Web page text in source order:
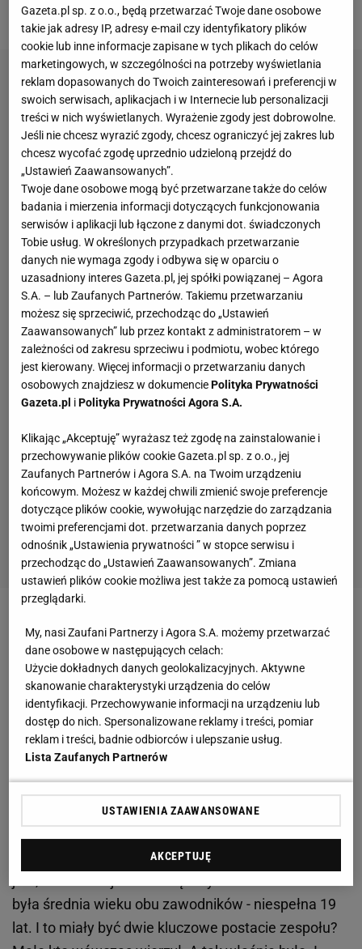
łączny bilans w lidze wyniósł zaledwie 13 minut.
Zobacz wideo Nowy projekt maratonów „Złota Seria
42" wystartuje w 2025 roku. Marek Tronina
zapowiada
Odkrycie Flicka na liście życzeń angielskich
gigantów. Cena za Casado wzrosła o 500 procent
Kontuzje Frenkiego de Jonga, Gaviego oraz Ilkaya
Guendogana sprawiły, że na początku sezonu Hansi
Marc Casado. Niektórzy się dziwili, kto to w ogóle
była średnia wieku obu zawodników - niespełna 19
lat. I to miały być dwie kluczowe postacie zespołu?
Gazeta.pl sp. z o.o., będą przetwarzać Twoje dane osobowe
takie jak adresy IP, adresy e-mail czy identyfikatory plików
cookie lub inne informacje zapisane w tych plikach do celów
marketingowych, w szczególności na potrzeby wyświetlania
reklam dopasowanych do Twoich zainteresowań i preferencji w
swoich serwisach, aplikacjach i w Internecie lub personalizacji
treści w nich wyświetlanych. Wyrażenie zgody jest dobrowolne.
Jeśli nie chcesz wyrazić zgody, chcesz ograniczyć jej zakres lub
chcesz wycofać zgodę uprzednio udzieloną przejdź do
„Ustawień Zaawansowanych”.
Twoje dane osobowe mogą być przetwarzane także do celów
badania i mierzenia informacji dotyczących funkcjonowania
serwisów i aplikacji lub łączone z danymi dot. świadczonych
Tobie usług. W określonych przypadkach przetwarzanie
danych nie wymaga zgody i odbywa się w oparciu o
uzasadniony interes Gazeta.pl, jej spółki powiązanej – Agora
S.A. – lub Zaufanych Partnerów. Takiemu przetwarzaniu
możesz się sprzeciwić, przechodząc do „Ustawień
Zaawansowanych” lub przez kontakt z administratorem – w
zależności od zakresu sprzeciwu i podmiotu, wobec którego
jest kierowany. Więcej informacji o przetwarzaniu danych
osobowych znajdziesz w dokumenciePolityka Prywatności
Gazeta.pl iPolityka Prywatności Agora S.A.
Klikając „Akceptuję” wyrażasz też zgodę na zainstalowanie i
przechowywanie plików cookie Gazeta.pl sp. z o.o., jej
Zaufanych Partnerów i Agora S.A. na Twoim urządzeniu
końcowym. Możesz w każdej chwili zmienić swoje preferencje
dotyczące plików cookie, wywołując narzędzie do zarządzania
twoimi preferencjami dot. przetwarzania danych poprzez
odnośnik „Ustawienia prywatności ” w stopce serwisu i
przechodząc do „Ustawień Zaawansowanych”. Zmiana
ustawień plików cookie możliwa jest także za pomocą ustawień
przeglądarki.
My, nasi Zaufani Partnerzy i Agora S.A. możemy przetwarzać
dane osobowe w następujących celach:
Użycie dokładnych danych geolokalizacyjnych. Aktywne
skanowanie charakterystyki urządzenia do celów
identyfikacji. Przechowywanie informacji na urządzeniu lub
dostęp do nich. Spersonalizowane reklamy i treści, pomiar
reklam i treści, badnie odbiorców i ulepszanie usług.
Lista Zaufanych Partnerów
USTAWIENIA ZAAWANSOWANE
AKCEPTUJĘ